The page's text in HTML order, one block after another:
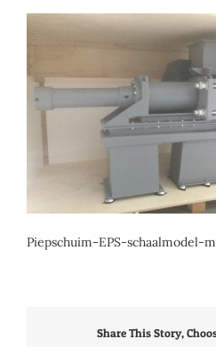
Piepschuim-EPS-schaalmodel-
Share This Story,